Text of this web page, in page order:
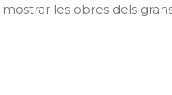
les obres dels